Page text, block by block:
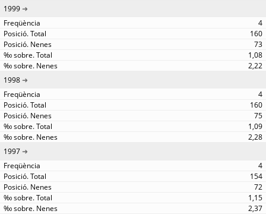
1999
4
160
73
1,08
2,22
1998
4
160
75
1,09
2,28
1997
4
154
72
1,15
2,37